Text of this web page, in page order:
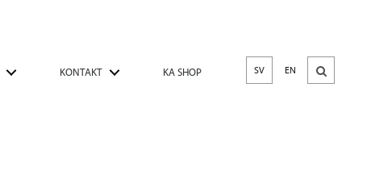
KONTAKT KA SHOP SV EN